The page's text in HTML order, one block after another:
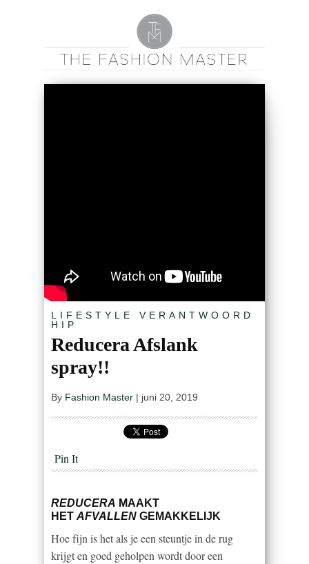
LIFESTYLE
VERANTWOORD
HIP
Reducera Afslank
spray!!
By Fashion Master | juni 20, 2019
Pin It
REDUCERA MAAKT
HET AFVALLEN GEMAKKELIJK
Hoe fijn is het als je een steuntje in de rug
krijgt en goed geholpen wordt door een